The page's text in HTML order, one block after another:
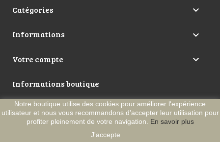
Catégories 
Informations 
Votre compte 
Informations boutique
Notre boutique utilise des cookies pour améliorer l'expérience
utilisateur et nous vous recommandons d'accepter leur utilisation pour
profiter pleinement de votre navigation. En savoir plus
J'accepte
© 2026 Couteaux de Thiers - Tous droits réservés. Conçu